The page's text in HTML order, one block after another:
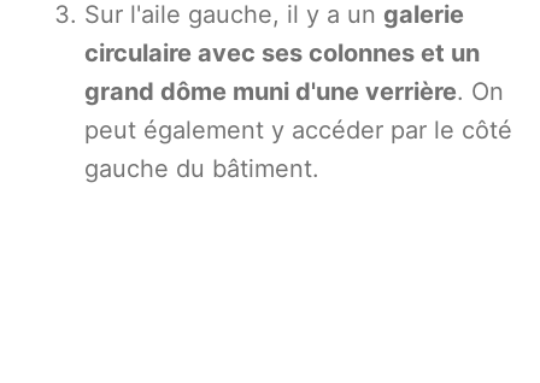
Sur l'aile gauche, il y a un galerie
circulaire avec ses colonnes et un
grand dôme muni d'une verrière. On
peut également y accéder par le côté
gauche du bâtiment.